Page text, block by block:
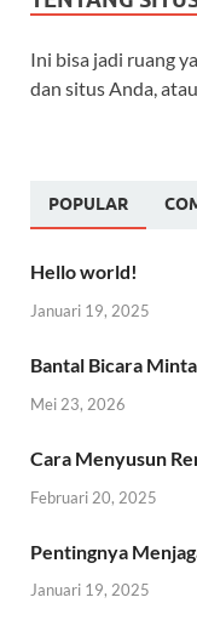
Ini bisa jadi ruang
dan situs Anda,
POPULAR
Hello world!
Januari 19, 2025
Bantal Bicara
Mei 23, 2026
Cara Menyusun
Februari 20, 2025
Pentingnya
Januari 19, 2025